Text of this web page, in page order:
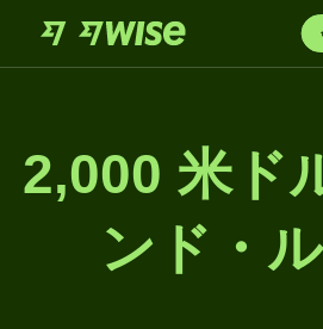
2,000 米ド
ンド・